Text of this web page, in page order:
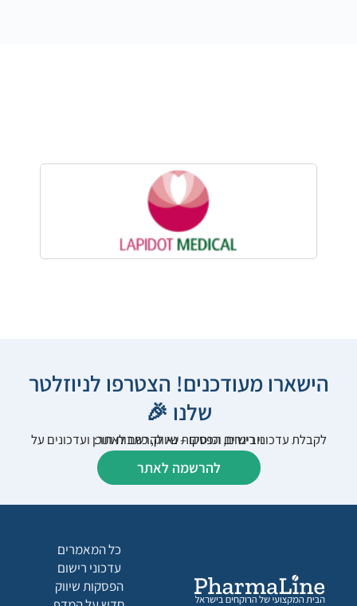
הישארו מעודכנים! הצטרפו לניוזלטר
שלנו 🎉
לקבלת עדכוני רישום, הפסקות שיווק, כתבות תוכן ועדכונים על וובינרים וכנסים – נא להרשם לאתר:
להרשמה לאתר
כל המאמרים
עדכוני רישום
הפסקות שיווק